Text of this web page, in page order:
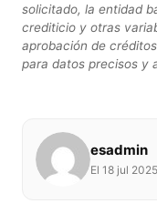
solicitado, la entidad
crediticio y otras
aprobación de
para datos precisos y
esadmin
El 18 jul